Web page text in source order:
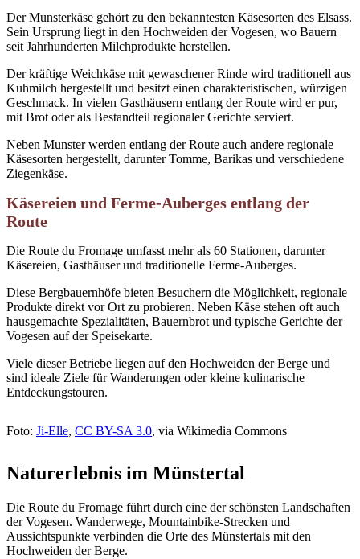
Der Munsterkäse gehört zu den bekanntesten Käsesorten des Elsass.
Sein Ursprung liegt in den Hochweiden der Vogesen, wo Bauern
seit Jahrhunderten Milchprodukte herstellen.
Der kräftige Weichkäse mit gewaschener Rinde wird traditionell aus
Kuhmilch hergestellt und besitzt einen charakteristischen, würzigen
Geschmack. In vielen Gasthäusern entlang der Route wird er pur,
mit Brot oder als Bestandteil regionaler Gerichte serviert.
Neben Munster werden entlang der Route auch andere regionale
Käsesorten hergestellt, darunter Tomme, Barikas und verschiedene
Ziegenkäse.
Käsereien und Ferme-Auberges entlang der
Route
Die Route du Fromage umfasst mehr als 60 Stationen, darunter
Käsereien, Gasthäuser und traditionelle Ferme-Auberges.
Diese Bergbauernhöfe bieten Besuchern die Möglichkeit, regionale
Produkte direkt vor Ort zu probieren. Neben Käse stehen oft auch
hausgemachte Spezialitäten, Bauernbrot und typische Gerichte der
Vogesen auf der Speisekarte.
Viele dieser Betriebe liegen auf den Hochweiden der Berge und
sind ideale Ziele für Wanderungen oder kleine kulinarische
Entdeckungstouren.
Foto: Ji-Elle, CC BY-SA 3.0, via Wikimedia Commons
Naturerlebnis im Münstertal
Die Route du Fromage führt durch eine der schönsten Landschaften
der Vogesen. Wanderwege, Mountainbike-Strecken und
Aussichtspunkte verbinden die Orte des Münstertals mit den
Hochweiden der Berge.